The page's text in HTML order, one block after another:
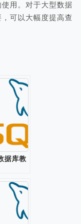
用。对于大型数据
可以大幅度提高查
据库教